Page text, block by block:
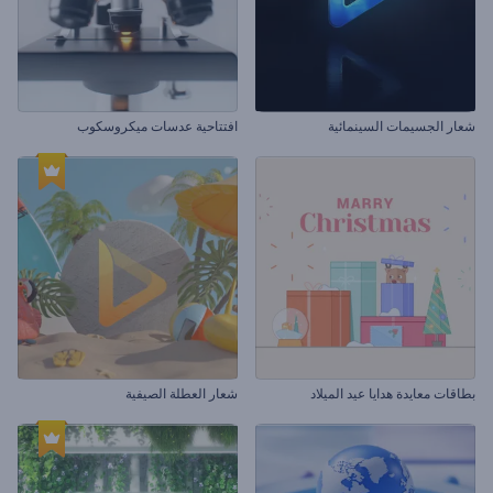
شعار الجسيمات السينمائية افتتاحية عدسات ميكروسكوب
بطاقات معايدة هدايا عيد الميلاد شعار العطلة الصيفية